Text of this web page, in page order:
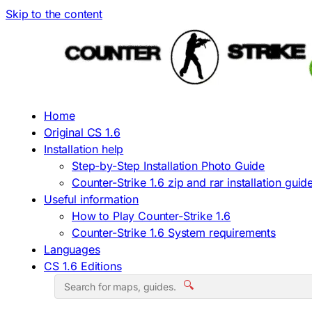
Skip to the content
Home
Original CS 1.6
Installation help
Step-by-Step Installation Photo Guide
Counter-Strike 1.6 zip and rar installation
Useful information
How to Play Counter-Strike 1.6
Counter-Strike 1.6 System requirements
Languages
CS 1.6 Editions
🔍